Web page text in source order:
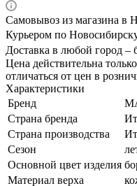
Самовывоз из магазина в
Курьером по
Доставка в любой город –
Цена действительна
отличаться от цен в
Характеристики
Бренд
Страна бренда
Страна производства
Сезон
Основной цвет изделия
Материал верха